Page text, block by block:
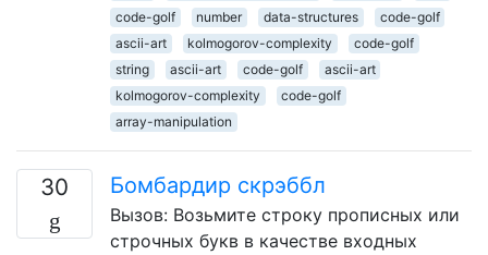
code-golf
number data-structures
code-golf
ascii-art
kolmogorov-complexity
code-golf
string
ascii-art code-golf
ascii-art
kolmogorov-complexity
code-golf
array-manipulation
30 Бомбардир скрэббл
Вызов: Возьмите строку прописных или
строчных букв в качестве входных